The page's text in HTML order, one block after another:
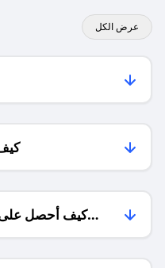
عرض الكل
كيف أحصل على